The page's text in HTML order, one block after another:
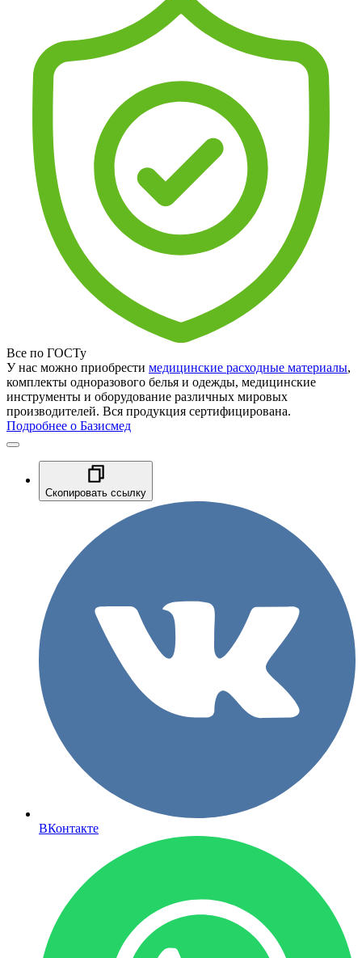
Все по ГОСТу
У нас можно приобрести медицинские расходные материалы,
комплекты одноразового белья и одежды, медицинские
инструменты и оборудование различных мировых
производителей. Вся продукция сертифицирована.
Подробнее о Базисмед
Скопировать ссылку
ВКонтакте